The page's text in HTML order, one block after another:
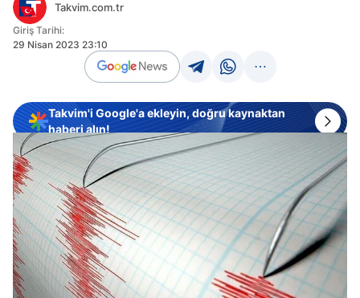
Takvim.com.tr
Giriş Tarihi:
29 Nisan 2023 23:10
Takvim'i Google'a ekleyin, doğru kaynaktan
haberi alın!